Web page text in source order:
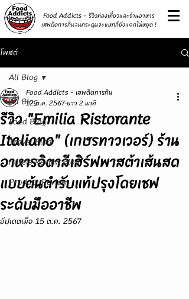
Food Addicts - รีวิวท่องเที่ยวและร้านอาหาร
เสพติดการกินจนกระดุมจะแหกก็ยังแ๑กไม่หยุด !
โพสต์
All Blog
Food Blog
Travel Blog
Hotels Review Blog
Product Review
All Blog
รีวิว "Emilia Ristorante
Italiano" (เกษรทาวเวอร์) ร้าน
อาหารอิตาลีเสิร์ฟพาสต้าเส้นสด
แบบต้นตำรับแท้ปรุงโดยเชฟ
ระดับมืออาชีพ
Food Addicts - เสพติดการกิน
12 ต.ค. 2567ยาว 2 นาที
อัปเดตเมื่อ 15 ต.ค. 2567